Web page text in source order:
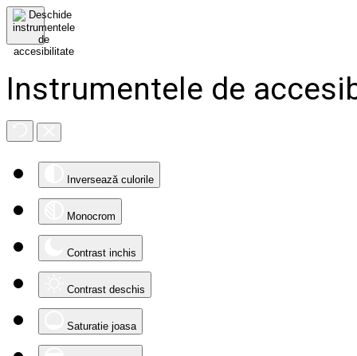
Instrumentele de
Inversează culorile
Monocrom
Contrast inchis
Contrast deschis
Saturatie joasa